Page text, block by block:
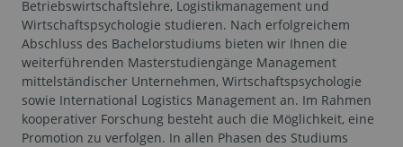
Betriebswirtschaftslehre, Logistikmanagement und
Wirtschaftspsychologie studieren. Nach erfolgreichem
Abschluss des Bachelorstudiums bieten wir Ihnen die
weiterführenden Masterstudiengänge Management
mittelständischer Unternehmen, Wirtschaftspsychologie
sowie International Logistics Management an. Im Rahmen
kooperativer Forschung besteht auch die Möglichkeit, eine
Promotion zu verfolgen. In allen Phasen des Studiums